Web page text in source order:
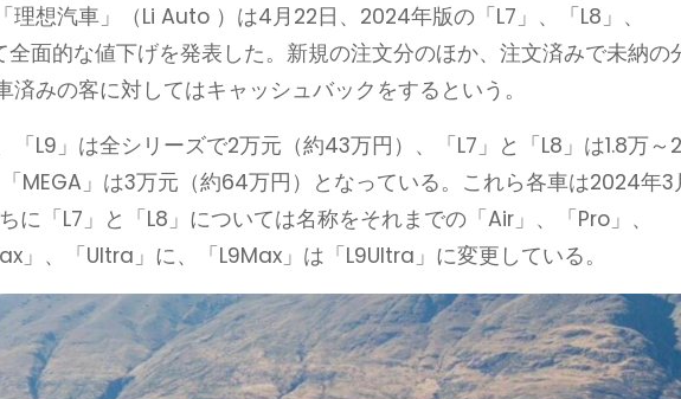
想汽車」（Li Auto ）は4月22日、2024年版の「L7」、「L8」、
全面的な値下げを発表した。新規の注文分のほか、注文済みで未納の
済みの客に対してはキャッシュバックをするという。
L9」は全シリーズで2万元（約43万円）、「L7」と「L8」は1.8万～
MEGA」は3万元（約64万円）となっている。これら各車は2024年3
に「L7」と「L8」については名称をそれまでの「Air」、「Pro」、
」、「Ultra」に、「L9Max」は「L9Ultra」に変更している。